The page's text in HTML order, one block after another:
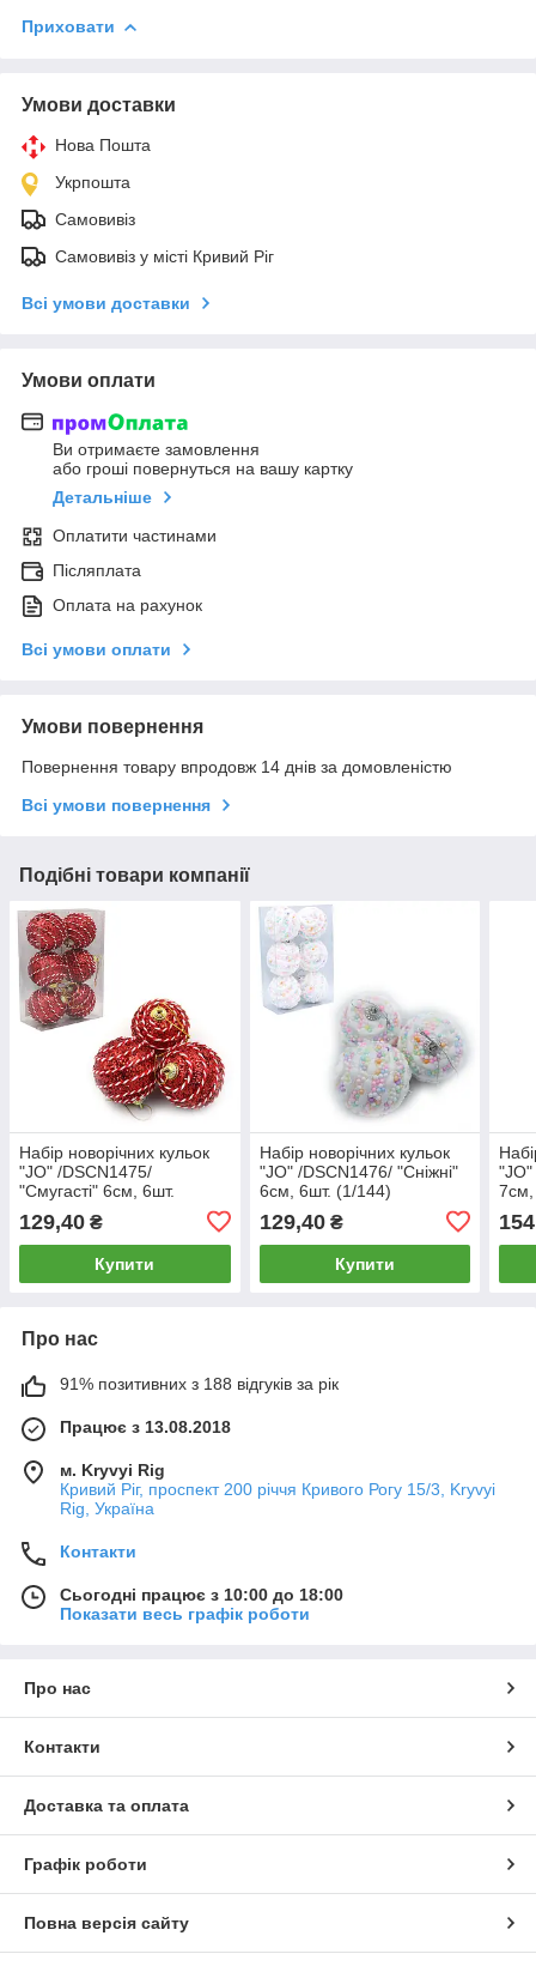
Приховати
Умови доставки
Нова Пошта
Укрпошта
Самовивіз
Самовивіз у місті Кривий Ріг
Всі умови доставки
Умови оплати
Ви отримаєте замовлення
або гроші повернуться на вашу картку
Детальніше
Оплатити частинами
Післяплата
Оплата на рахунок
Всі умови оплати
Умови повернення
Повернення товару впродовж 14 днів за домовленістю
Всі умови повернення
Подібні товари компанії
Набір новорічних кульок
"JO" /DSCN1475/
"Смугасті" 6см, 6шт.
129,40 ₴
Купити
Набір новорічних кульок
"JO" /DSCN1476/ "Сніжні"
6см, 6шт. (1/144)
129,40₴
Купити
Про нас
91% позитивних з 188 відгуків за рік
Працює з 13.08.2018
м. Kryvyi Rig
Кривий Ріг, проспект 200 річчя Кривого Рогу 15/3, Kryvyi
Rig, Україна
Контакти
Сьогодні працює з 10:00 до 18:00
Показати весь графік роботи
Про нас
Контакти
Доставка та оплата
Графік роботи
Повна версія сайту